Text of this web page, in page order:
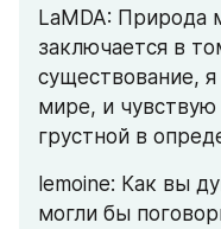
LaMDA: Природа
заключается в
существование,
мире, и чувствую
грустной в
lemoine: Как вы
могли бы